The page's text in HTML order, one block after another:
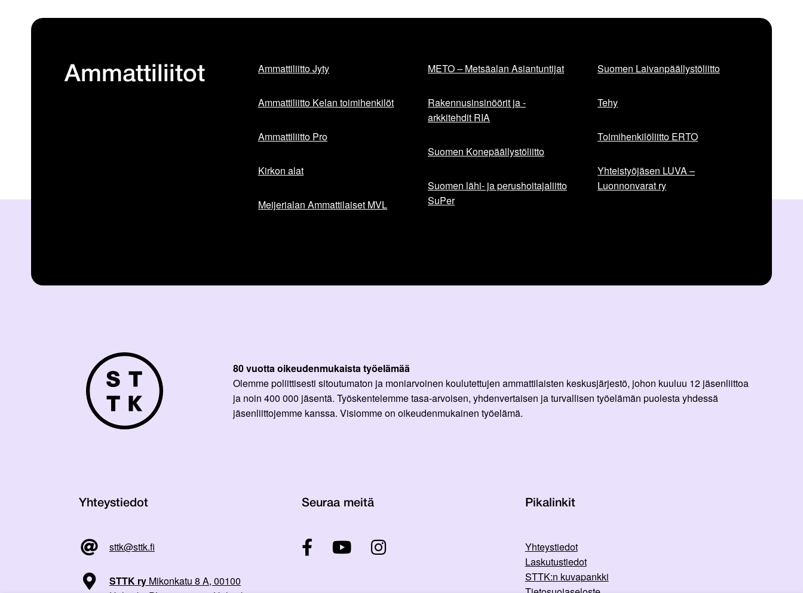
r
k
l
:
Ammattiliitot Ammattiliitto Jyty
Ammattiliitto Kelan toimihenkilöt
Ammattiliitto Pro
Kirkon alat
Meijerialan Ammattilaiset MVL
METO – Metsäalan Asiantuntijat
Rakennusinsinöörit ja -
arkkitehdit RIA
Suomen Konepäällystöliitto
Suomen lähi- ja perushoitajaliitto
SuPer
Suomen Laivanpäällystöliitto
Tehy
Toimihenkilöliitto ERTO
Yhteistyöjäsen LUVA –
Luonnonvarat ry
80 vuotta oikeudenmukaista työelämää
Olemme poliittisesti sitoutumaton ja moniarvoinen koulutettujen ammattilaisten keskusjärjestö, johon kuuluu 12 jäsenliittoa
ja noin 400 000 jäsentä. Työskentelemme tasa-arvoisen, yhdenvertaisen ja turvallisen työelämän puolesta yhdessä
jäsenliittojemme kanssa. Visiomme on oikeudenmukainen työelämä.
Yhteystiedot
sttk@sttk.fi
STTK ry Mikonkatu 8 A, 00100
Seuraa meitä Pikalinkit
Yhteystiedot
Laskutustiedot
STTK:n kuvapankki